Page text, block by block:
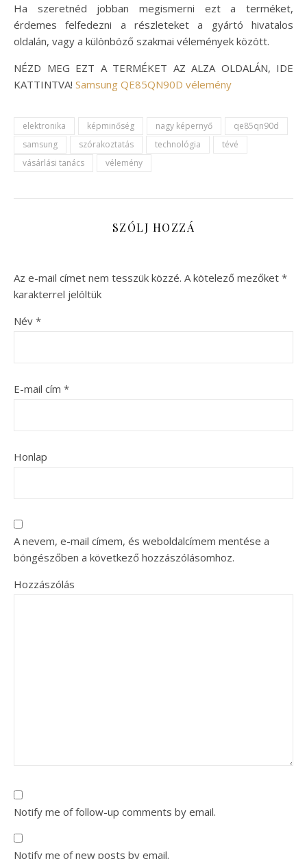
Ha szeretnéd jobban megismerni ezt a terméket,
érdemes felfedezni a részleteket a gyártó hivatalos
oldalán, vagy a különböző szakmai vélemények között.
NÉZD MEG EZT A TERMÉKET AZ ALZA OLDALÁN, IDE
KATTINTVA! Samsung QE85QN90D vélemény
elektronika képminőség nagy képernyő
qe85qn90d
samsung
szórakoztatás technológia
tévé
vásárlási tanács
vélemény
SZÓLJ HOZZÁ
Az e-mail címet nem tesszük közzé. A kötelező mezőket *
karakterrel jelöltük
Név *
E-mail cím *
Honlap
A nevem, e-mail címem, és weboldalcímem mentése a
böngészőben a következő hozzászólásomhoz.
Hozzászólás
Notify me of follow-up comments by email.
Notify me of new posts by email.